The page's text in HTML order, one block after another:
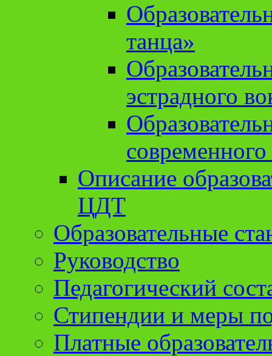
танца»
эстрадного
Описание
ЦДТ
Образовательные
Руководство
Педагогический
Стипендии и меры
Платные